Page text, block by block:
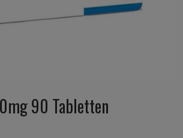
90 Tabletten